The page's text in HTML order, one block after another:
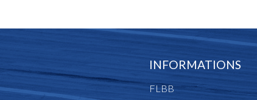
INFORMATIONS
FLBB